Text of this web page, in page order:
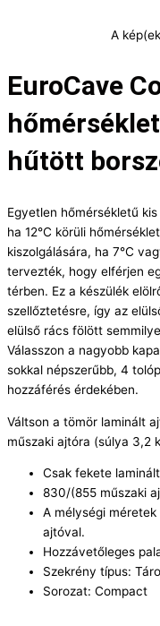
A
EuroCave
hűtött
Egyetlen hőmérsékletű
ha 12°C körüli
kiszolgálására, ha 7°C
tervezték, hogy elférjen
térben. Ez a készülék
szellőztetésre, így az
elülső rács fölött
Válasszon a nagyobb
sokkal népszerűbb, 4
hozzáférés érdekében.
Váltson a tömör laminált
műszaki ajtóra (súlya 3,2
Csak fekete
830/(855 műszaki
A mélységi
ajtóval.
Hozzávetőleges
Szekrény típus:
Sorozat: Compact